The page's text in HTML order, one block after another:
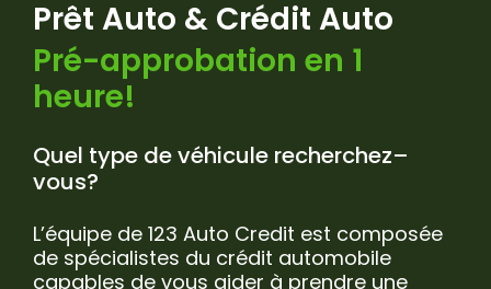
Prêt Auto & Crédit Auto
Pré-approbation en 1
heure!
Quel type de véhicule recherchez–
vous?
L’équipe de 123 Auto Credit est composée
de spécialistes du crédit automobile
capables de vous aider à prendre une